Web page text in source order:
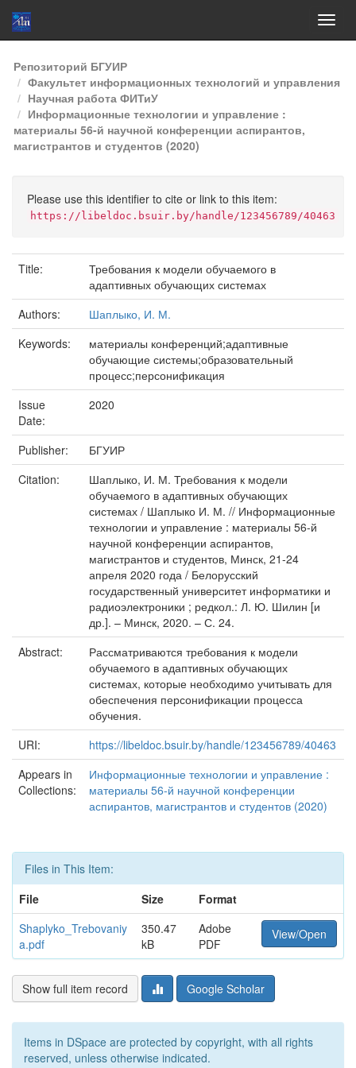
Skip
navigation
Репозиторий БГУИР
Факультет информационных технологий и управления
Научная работа ФИТиУ
Информационные технологии и управление :
материалы 56-й научной конференции аспирантов,
магистрантов и студентов (2020)
Please use this identifier to cite or link to this item:
https://libeldoc.bsuir.by/handle/123456789/40463
Title:
Требования к модели обучаемого в
адаптивных обучающих системах
Authors:
Шаплыко, И. М.
Keywords:
материалы конференций;адаптивные
обучающие системы;образовательный
процесс;персонификация
Issue
Date:
2020
Publisher:
БГУИР
Citation:
Шаплыко, И. М. Требования к модели
обучаемого в адаптивных обучающих
системах / Шаплыко И. М. // Информационные
технологии и управление : материалы 56-й
научной конференции аспирантов,
магистрантов и студентов, Минск, 21-24
апреля 2020 года / Белорусский
государственный университет информатики и
радиоэлектроники ; редкол.: Л. Ю. Шилин [и
др.]. – Минск, 2020. – С. 24.
Abstract:
Рассматриваются требования к модели
обучаемого в адаптивных обучающих
системах, которые необходимо учитывать для
обеспечения персонификации процесса
обучения.
URI:
https://libeldoc.bsuir.by/handle/123456789/40463
Appears in
Collections:
Информационные технологии и управление :
материалы 56-й научной конференции
аспирантов, магистрантов и студентов (2020)
Files in This Item:
File
Size
Format
Shaplyko_Trebovaniy
a.pdf
350.47
kB
Adobe
PDF
View/Open
Show full item record Google Scholar
Items in DSpace are protected by copyright, with all rights
reserved, unless otherwise indicated.